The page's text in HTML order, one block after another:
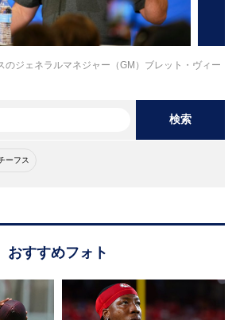
のジェネラルマネジャー（GM）ブレット・ヴィー
検索
ーフス
おすすめフォト